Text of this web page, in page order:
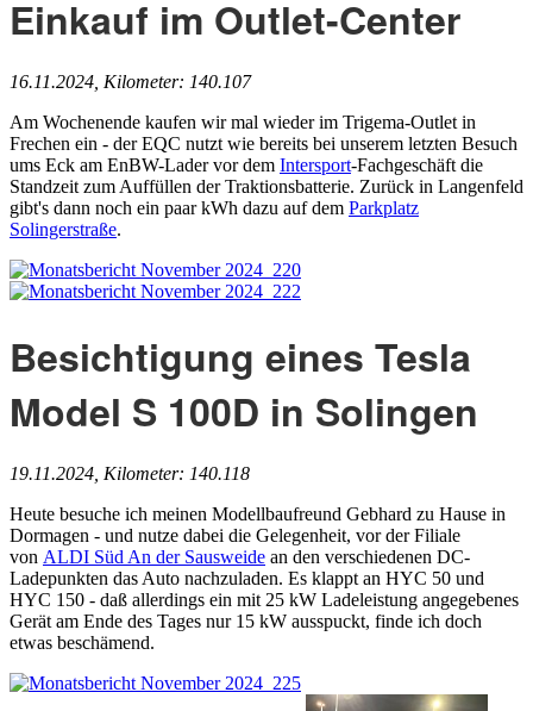
Einkauf im Outlet-Center
16.11.2024, Kilometer: 140.107
Am Wochenende kaufen wir mal wieder im Trigema-Outlet in
Frechen ein - der EQC nutzt wie bereits bei unserem letzten Besuch
ums Eck am EnBW-Lader vor dem Intersport-Fachgeschäft die
Standzeit zum Auffüllen der Traktionsbatterie. Zurück in Langenfeld
gibt's dann noch ein paar kWh dazu auf dem Parkplatz
Solingerstraße.
Besichtigung eines Tesla
Model S 100D in Solingen
19.11.2024, Kilometer: 140.118
Heute besuche ich meinen Modellbaufreund Gebhard zu Hause in
Dormagen - und nutze dabei die Gelegenheit, vor der Filiale
von ALDI Süd An der Sausweide an den verschiedenen DC-
Ladepunkten das Auto nachzuladen. Es klappt an HYC 50 und
HYC 150 - daß allerdings ein mit 25 kW Ladeleistung angegebenes
Gerät am Ende des Tages nur 15 kW ausspuckt, finde ich doch
etwas beschämend.